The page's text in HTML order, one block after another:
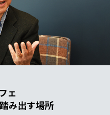
ェ
み出す場所